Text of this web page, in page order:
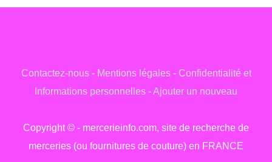
Contactez-nous- Mentions légales- Confidentialité et
Informations personnelles -Ajouter un nouveau
Copyright © - mercerieinfo.com, site de recherche de
merceries (ou fournitures de couture) en FRANCE